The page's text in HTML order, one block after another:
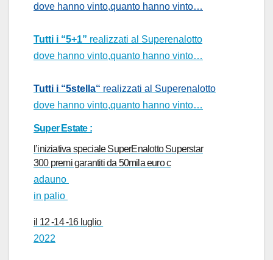
dove hanno vinto,quanto hanno vinto…
Tutti i “5+1” realizzati al Superenalotto
dove hanno vinto,quanto hanno vinto…
Tutti i “5stell a“ realizzati al Superenalotto
dove hanno vinto,quanto hanno vinto…
Super Estate :
l’iniziativa speciale SuperEnalotto Superstar
300 premi garantiti da 50mila euro c
adauno
in palio
il 12 -14 -16 luglio
2022